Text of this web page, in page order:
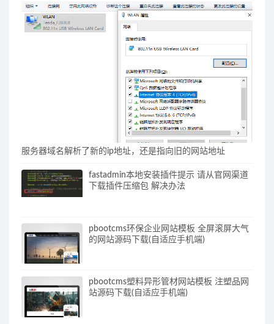
服务器域名解析了新的ip地址，还是指向旧的网站地址
fastadmin本地安装插件提示 请从官网渠道
下载插件压缩包 解决办法
pbootcms环保企业网站模板 全屏滚屏大气
的网站源码下载(自适应手机端)
pbootcms塑料异形管材网站模板 注塑品网
站源码下载(自适应手机端)